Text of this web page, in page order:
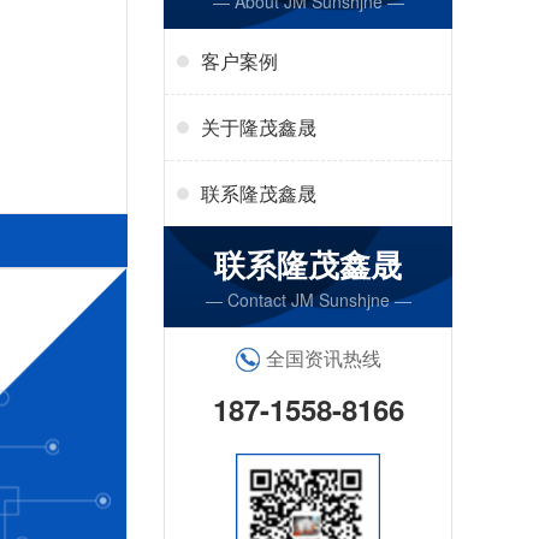
客户案例
关于隆茂鑫晟
联系隆茂鑫晟
联系隆茂鑫晟
— Contact JM Sunshjne —
全国资讯热线
187-1558-8166